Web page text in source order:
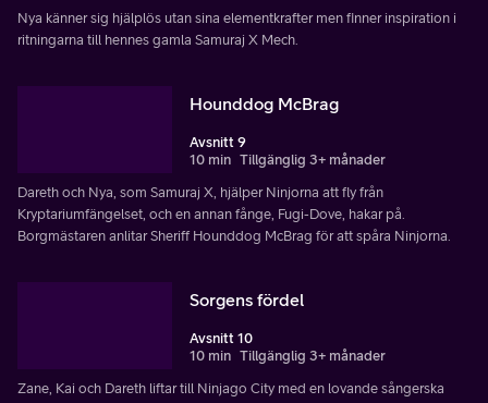
Nya känner sig hjälplös utan sina elementkrafter men finner inspiration i
ritningarna till hennes gamla Samuraj X Mech.
Hounddog McBrag
Avsnitt 9
10 min Tillgänglig 3+ månader
Dareth och Nya, som Samuraj X, hjälper Ninjorna att fly från
Kryptariumfängelset, och en annan fånge, Fugi-Dove, hakar på.
Borgmästaren anlitar Sheriff Hounddog McBrag för att spåra Ninjorna.
Sorgens fördel
Avsnitt 10
10 min Tillgänglig 3+ månader
Zane, Kai och Dareth liftar till Ninjago City med en lovande sångerska